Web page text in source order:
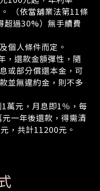
（依當舖業法第11條
超過30%）無手續費
個人條件而定。
，還款金額彈性，隨
或部分償還本金，可
並無違約金，則不多
萬元，月息即1％，每
一年後還款，得需清
，共計11200元。